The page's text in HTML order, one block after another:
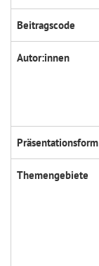
Beitragscode
Autor:innen
Präsentationsform
Themengebiete